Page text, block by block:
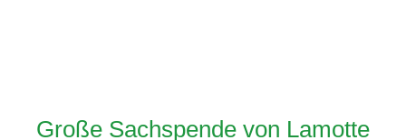
Herzlich willkommen
Große Sachspende von Lamotte